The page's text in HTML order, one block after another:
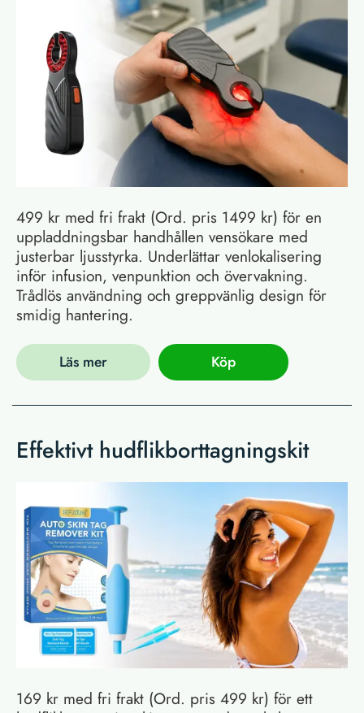
499 kr med fri frakt (Ord. pris 1499 kr) för en
uppladdningsbar handhållen vensökare med
justerbar ljusstyrka. Underlättar venlokalisering
inför infusion, venpunktion och övervakning.
Trådlös användning och greppvänlig design för
smidig hantering.
Läs mer Köp
Effektivt hudflikborttagningskit
169 kr med fri frakt (Ord. pris 499 kr) för ett